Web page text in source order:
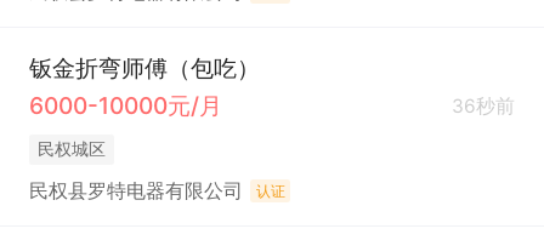
钣金折弯师傅（包吃）
6000-10000元/月
36秒前
民权城区
民权县罗特电器有限公司 认证